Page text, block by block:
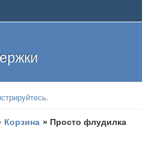
.
Корзина » Просто флудилка